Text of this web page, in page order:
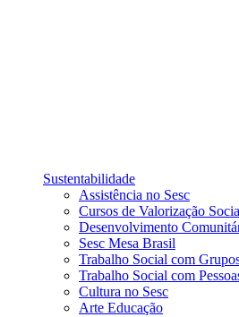
Sustentabilidade
Assistência no Sesc
Cursos de Valorização
Desenvolvimento
Sesc Mesa Brasil
Trabalho Social com
Trabalho Social com
Cultura no Sesc
Arte Educação